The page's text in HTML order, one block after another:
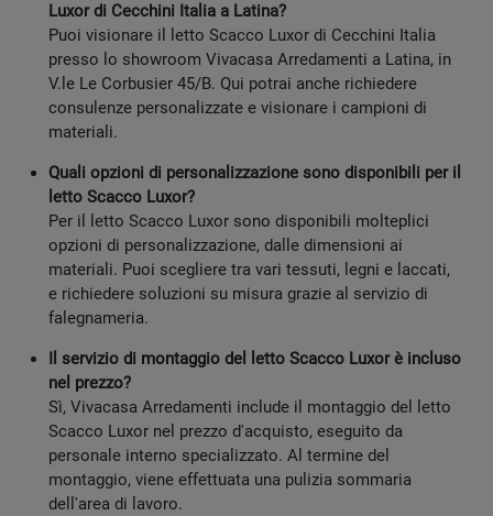
Luxor di Cecchini Italia a Latina?
Puoi visionare il letto Scacco Luxor di Cecchini Italia
presso lo showroom Vivacasa Arredamenti a Latina, in
V.le Le Corbusier 45/B. Qui potrai anche richiedere
consulenze personalizzate e visionare i campioni di
materiali.
Quali opzioni di personalizzazione sono disponibili per il
letto Scacco Luxor?
Per il letto Scacco Luxor sono disponibili molteplici
opzioni di personalizzazione, dalle dimensioni ai
materiali. Puoi scegliere tra vari tessuti, legni e laccati,
e richiedere soluzioni su misura grazie al servizio di
falegnameria.
Il servizio di montaggio del letto Scacco Luxor è incluso
nel prezzo?
Sì, Vivacasa Arredamenti include il montaggio del letto
Scacco Luxor nel prezzo d'acquisto, eseguito da
personale interno specializzato. Al termine del
montaggio, viene effettuata una pulizia sommaria
dell'area di lavoro.